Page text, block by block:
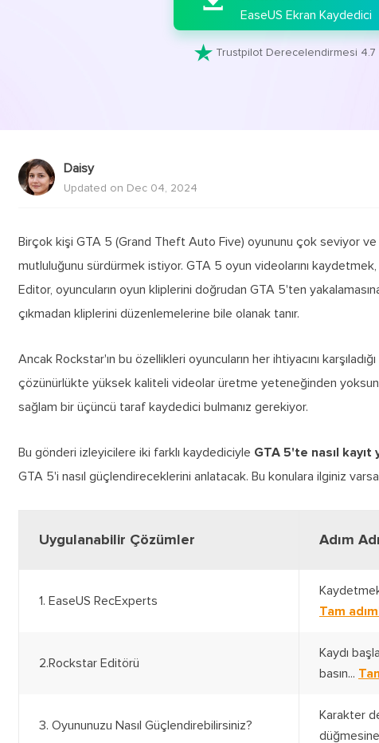
EaseUS Ekran Kaydedici
 Trustpilot Derecelendirmesi 4.7
Daisy
Updated on Dec 04, 2024
Birçok kişi GTA 5 (Grand Theft Auto Five) oyununu çok seviyor ve
mutluluğunu sürdürmek istiyor. GTA 5 oyun videolarını
Editor, oyuncuların oyun kliplerini doğrudan GTA 5'ten
çıkmadan kliplerini düzenlemelerine bile olanak tanır.
Ancak Rockstar'ın bu özellikleri oyuncuların her ihtiyacını
çözünürlükte yüksek kaliteli videolar üretme yeteneğinden
sağlam bir üçüncü taraf kaydedici bulmanız gerekiyor.
Bu gönderi izleyicilere iki farklı kaydediciyle GTA 5'te nasıl kayıt
GTA 5'i nasıl güçlendireceklerini anlatacak. Bu konulara ilginiz
Uygulanabilir Çözümler Adım
1. EaseUS RecExperts
Tam
2.Rockstar Editörü
Kaydı
basın...
3. Oyununuzu Nasıl Güçlendirebilirsiniz?
Karakter
düğmesine